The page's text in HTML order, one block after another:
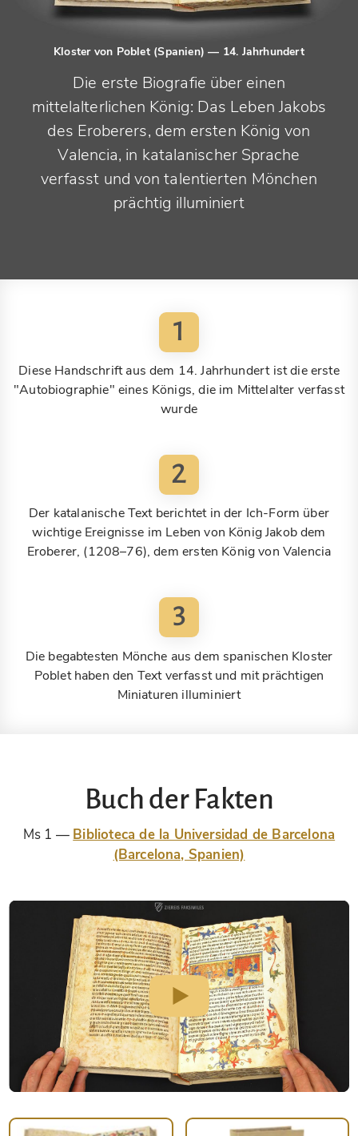
Kloster von Poblet (Spanien)— 14. Jahrhundert
Die erste Biografie über einen
mittelalterlichen König: Das Leben Jakobs
des Eroberers, dem ersten König von
Valencia, in katalanischer Sprache
verfasst und von talentierten Mönchen
prächtig illuminiert
1
Diese Handschrift aus dem 14. Jahrhundert ist die erste
"Autobiographie" eines Königs, die im Mittelalter verfasst
wurde
2
Der katalanische Text berichtet in der Ich-Form über
wichtige Ereignisse im Leben von König Jakob dem
Eroberer, (1208–76), dem ersten König von Valencia
3
Die begabtesten Mönche aus dem spanischen Kloster
Poblet haben den Text verfasst und mit prächtigen
Miniaturen illuminiert
Buch der Fakten
Ms 1
Biblioteca de la Universidad de Barcelona
(Barcelona, Spanien)